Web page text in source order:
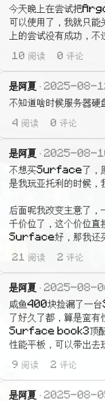
今天晚上在尝试把
可以使用了，我就只
上的尝试没有成功，
10 阅读 0 评论
是阿夏
2025-08-
不知道啥时候服务器硬
4 阅读 0 评论
是阿夏
2025-08-
不想买Surface了，原
是我玩亚托利的时候，
后面呢我改变主意了，
千价位了，这个价位直
Surface好，那我还
21 阅读 2 评论
是阿夏
2025-08-
咸鱼400块捡漏了
了好久了都，算是蛮
Surface book3顶配
性能平板，可以带出
9 阅读 2 评论
是阿夏
2025-08-